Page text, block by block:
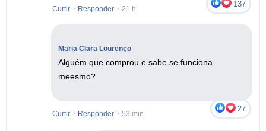
Curtir · Responder · 137
21 h
Maria Clara Lourenço
Alguém que comprou e sabe se funciona
meesmo?
Curtir · Responder · 27
53 min